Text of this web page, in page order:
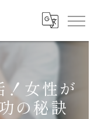
！女性が
の秘訣